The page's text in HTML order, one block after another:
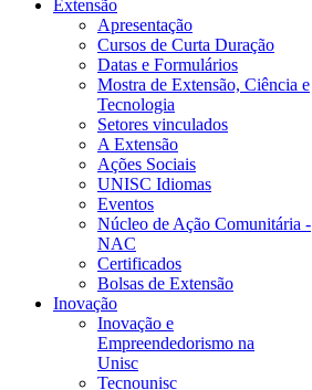
Extensão
Apresentação
Cursos de Curta Duração
Datas e Formulários
Mostra de Extensão, Ciência e
Tecnologia
Setores vinculados
A Extensão
Ações Sociais
UNISC Idiomas
Eventos
Núcleo de Ação Comunitária -
NAC
Certificados
Bolsas de Extensão
Inovação
Inovação e
Empreendedorismo na
Unisc
Tecnounisc